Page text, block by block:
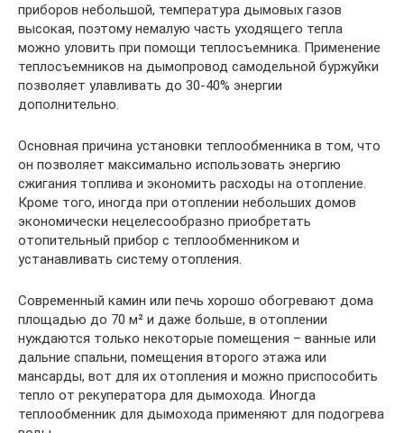
приборов небольшой, температура дымовых газов
высокая, поэтому немалую часть уходящего тепла
можно уловить при помощи теплосъемника. Применение
теплосъемников на дымопровод самодельной буржуйки
позволяет улавливать до 30-40% энергии
дополнительно.
Основная причина установки теплообменника в том, что
он позволяет максимально использовать энергию
сжигания топлива и экономить расходы на отопление.
Кроме того, иногда при отоплении небольших домов
экономически нецелесообразно приобретать
отопительный прибор с теплообменником и
устанавливать систему отопления.
Современный камин или печь хорошо обогревают дома
площадью до 70 м² и даже больше, в отоплении
нуждаются только некоторые помещения – ванные или
дальние спальни, помещения второго этажа или
мансарды, вот для их отопления и можно приспособить
тепло от рекуператора для дымохода. Иногда
теплообменник для дымохода применяют для подогрева